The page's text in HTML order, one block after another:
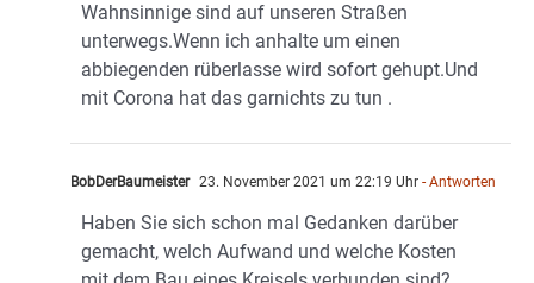
Wahnsinnige sind auf unseren Straßen
unterwegs.Wenn ich anhalte um einen
abbiegenden rüberlasse wird sofort gehupt.Und
mit Corona hat das garnichts zu tun .
BobDerBaumeister 23. November 2021 um 22:19 Uhr - Antworten
Haben Sie sich schon mal Gedanken darüber
gemacht, welch Aufwand und welche Kosten